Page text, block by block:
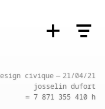
civique — 21/04/21
josselin dufort
≃ ‍7 871 355 410‍ h